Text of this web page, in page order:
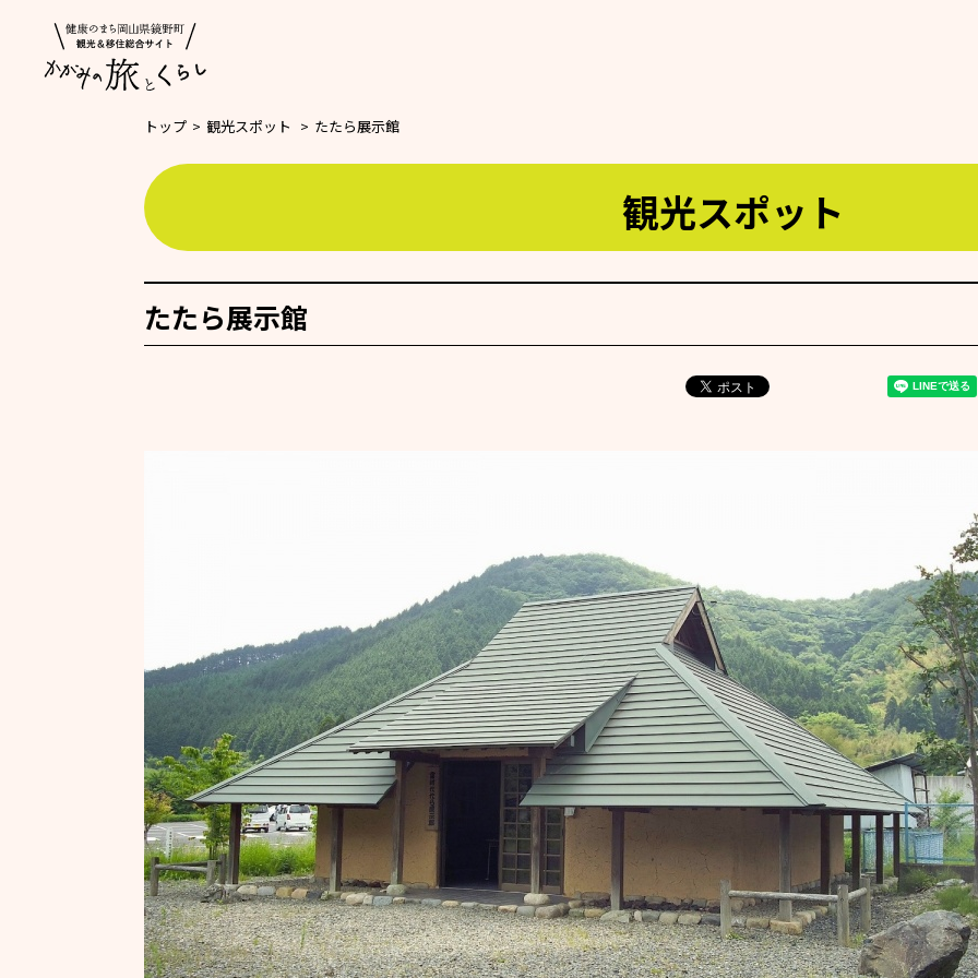
トップ > 観光スポット > たたら展示館
観光スポット
たたら展示館